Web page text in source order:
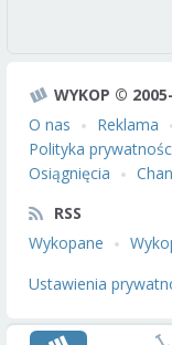
WYKOP ©
O nas
Reklama
Polityka
Osiągnięcia
RSS
Wykopane
Ustawienia